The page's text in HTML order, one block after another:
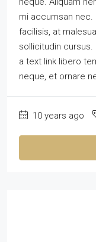
mi accumsan nec.
facilisis, at
sollicitudin
a text link libero
neque, et ornare
10 years ago